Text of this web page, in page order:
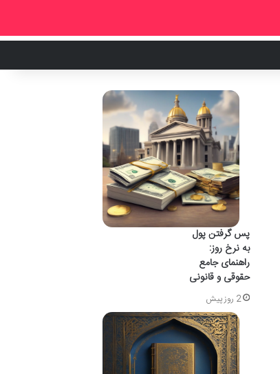
پس گرفتن پول
به نرخ روز:
راهنمای جامع
حقوقی و قانونی
2 روز پیش